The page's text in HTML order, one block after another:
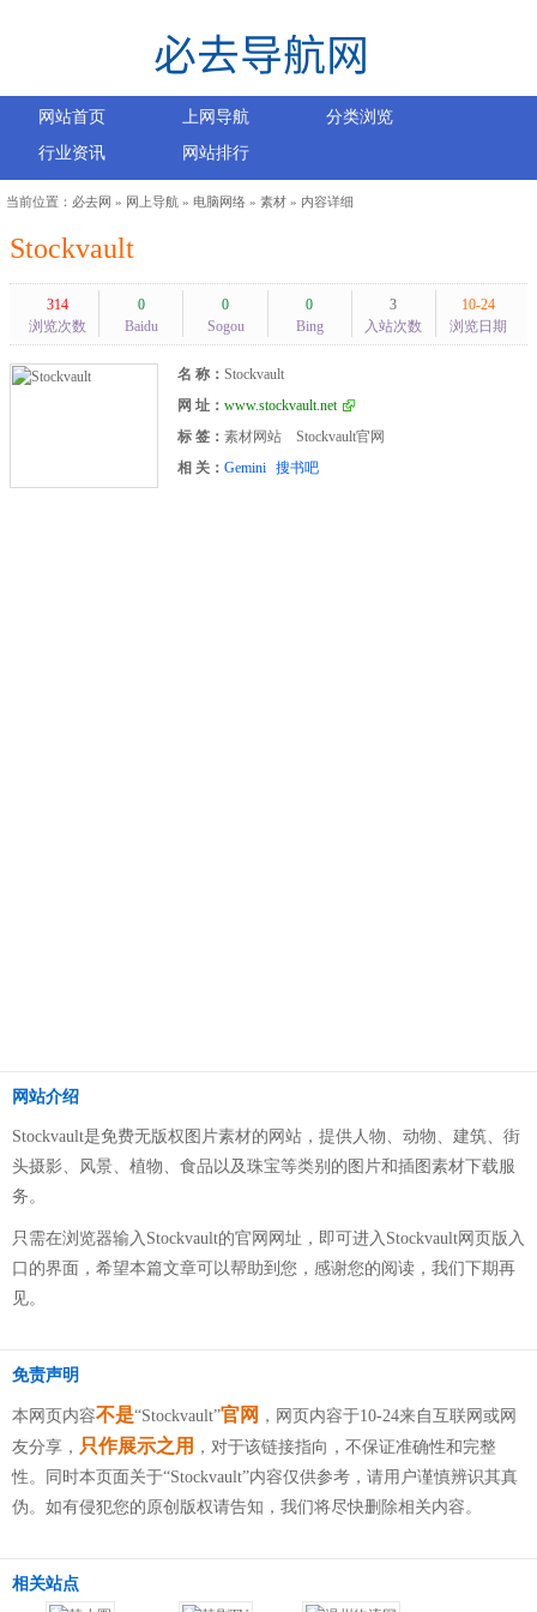
网站首页 上网导航
分类浏览
行业资讯
网站排行
当前位置： 必去网 » 网上导航 » 电脑网络 » 素材 » 内容详细
Stockvault
314
浏览次数
0
Baidu
0
Sogou
0
Bing
3
入站次数
10-24
浏览日期
名 称： Stockvault
网 址： www.stockvault.net
标 签： 素材网站
Stockvault官网
相 关： Gemini 搜书吧
网站介绍
Stockvault是免费无版权图片素材的网站，提供人物、动物、建筑、街
头摄影、风景、植物、食品以及珠宝等类别的图片和插图素材下载服
务。
只需在浏览器输入Stockvault的官网网址，即可进入Stockvault网页版入
口的界面，希望本篇文章可以帮助到您，感谢您的阅读，我们下期再
见。
免责声明
本网页内容不是“Stockvault”官网 ，网页内容于10-24来自互联网或网
友分享， 只作展示之用 ，对于该链接指向，不保证准确性和完整
性。同时本页面关于“Stockvault”内容仅供参考，请用户谨慎辨识其真
伪。如有侵犯您的原创版权请告知，我们将尽快删除相关内容。
相关站点